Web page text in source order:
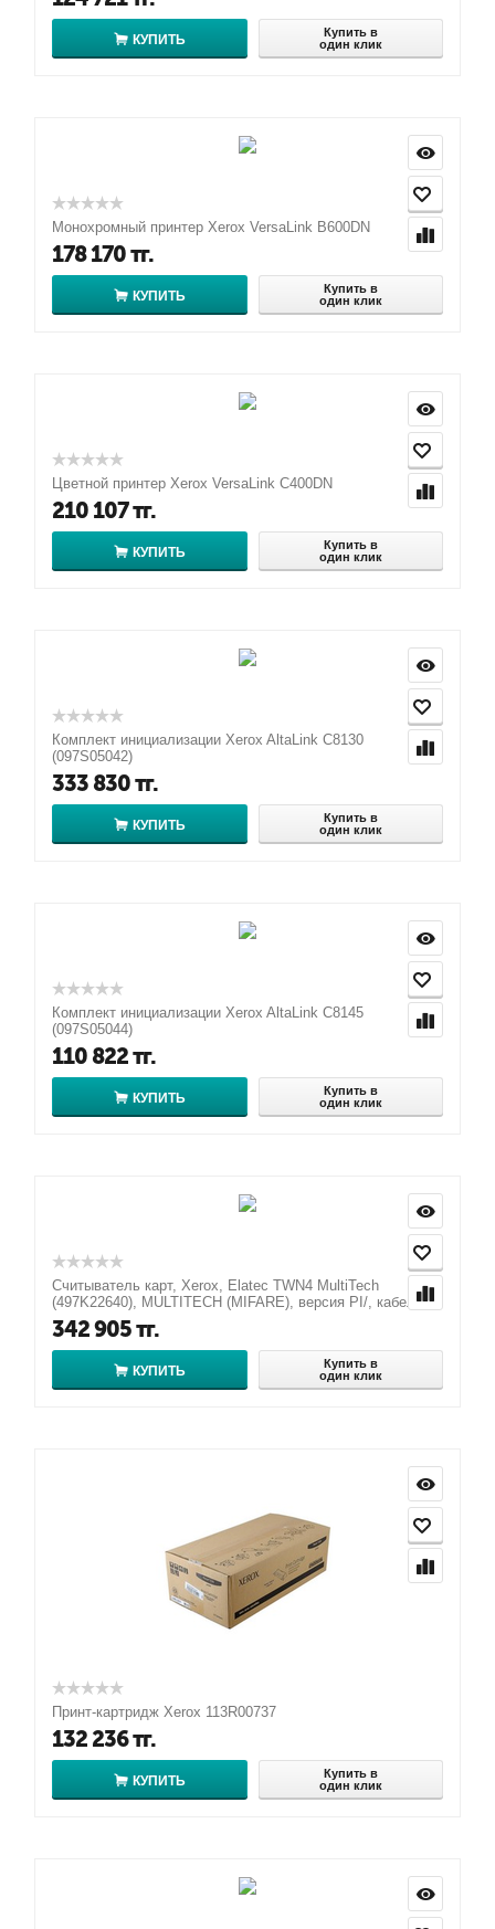
КУПИТЬ
Купить в
один клик
Монохромный принтер Xerox VersaLink B600DN
178 170тг.
КУПИТЬ
Купить в
один клик
Цветной принтер Xerox VersaLink C400DN
210 107тг.
КУПИТЬ
Купить в
один клик
Комплект инициализации Xerox AltaLink C8130
(097S05042)
333 830тг.
КУПИТЬ
Купить в
один клик
Комплект инициализации Xerox AltaLink C8145
(097S05044)
110 822тг.
КУПИТЬ
Купить в
один клик
Считыватель карт, Xerox, Elatec TWN4 MultiTech
(497K22640), MULTITECH (MIFARE), версия PI/, кабел...
342 905тг.
КУПИТЬ
Купить в
один клик
Принт-картридж Xerox 113R00737
132 236тг.
КУПИТЬ
Купить в
один клик